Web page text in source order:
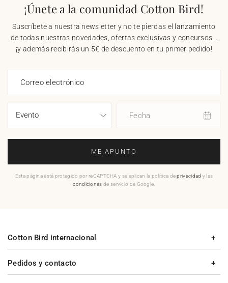
¡Únete a la comunidad Cotton Bird!
Suscríbete a nuestra newsletter y no te pierdas el lanzamiento
de todas nuestras novedades, ofertas exclusivas y concursos...
¡y además recibirás un 5€ de descuento en tu primer pedido!
Correo electrónico
Fecha
ME APUNTO
Esta página está protegido por reCAPTCHA y se aplican la política deprivacidad y las
condiciones de servicio de Google.
Pedidos y contacto
Cotton Bird internacional